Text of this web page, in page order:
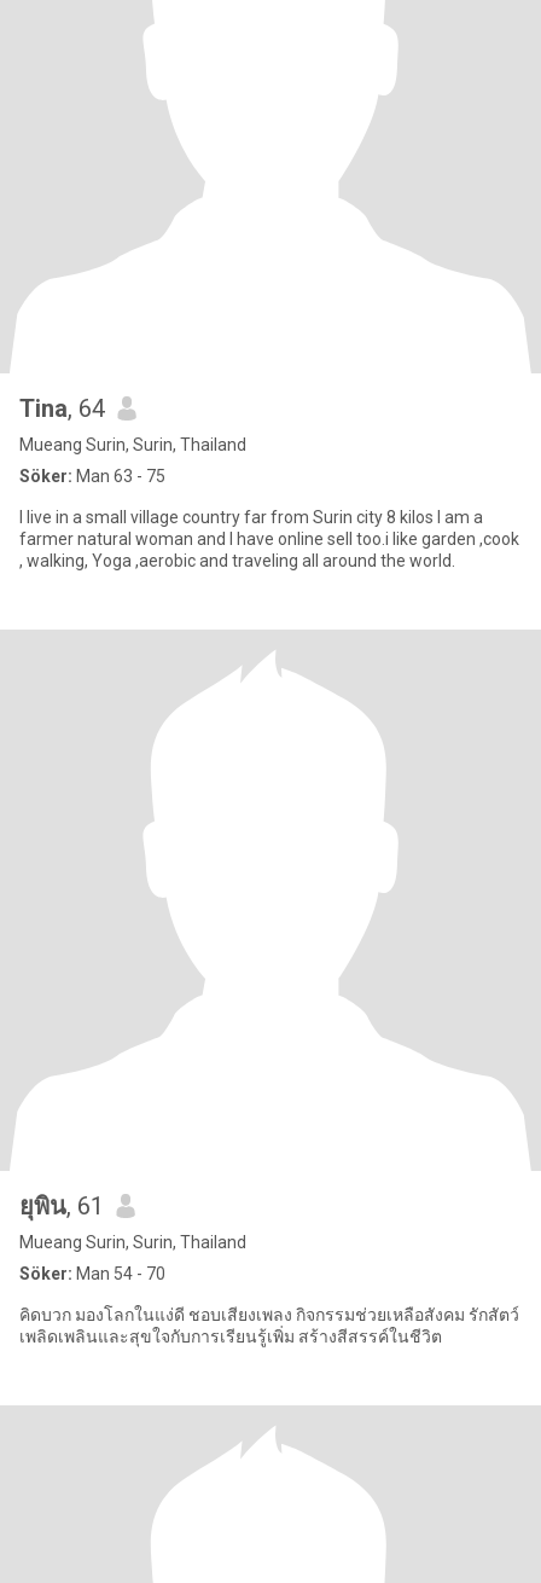
Tina, 64
Mueang Surin, Surin, Thailand
Söker: Man 63 - 75
I live in a small village country far from Surin city 8 kilos I am a
farmer natural woman and I have online sell too.i like garden ,cook
, walking, Yoga ,aerobic and traveling all around the world.
ยุพิน, 61
Mueang Surin, Surin, Thailand
Söker: Man 54 - 70
คิดบวก มองโลกในแง่ดี ชอบเสียงเพลง กิจกรรมช่วยเหลือสังคม รักสัตว์
เพลิดเพลินและสุขใจกับการเรียนรู้เพิ่ม สร้างสีสรรค์ในชีวิต